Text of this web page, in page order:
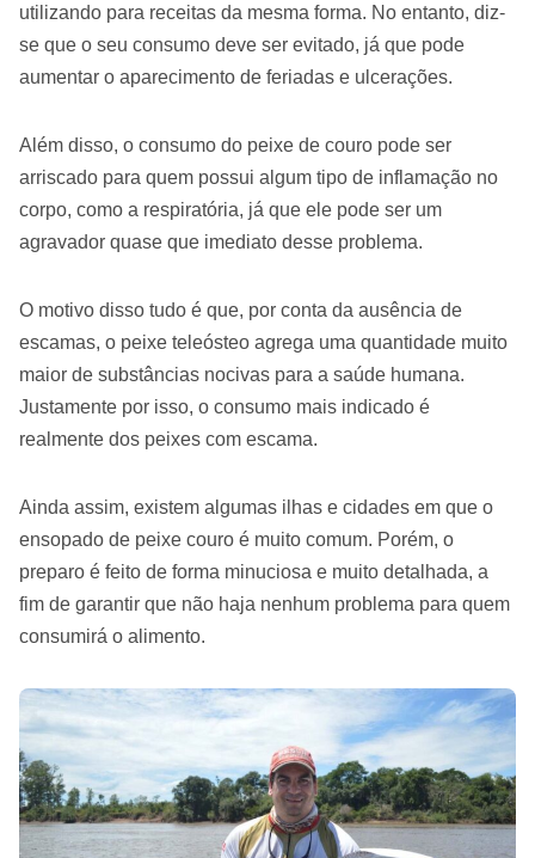
utilizando para receitas da mesma forma. No entanto, diz-
se que o seu consumo deve ser evitado, já que pode
aumentar o aparecimento de feriadas e ulcerações.
Além disso, o consumo do peixe de couro pode ser
arriscado para quem possui algum tipo de inflamação no
corpo, como a respiratória, já que ele pode ser um
agravador quase que imediato desse problema.
O motivo disso tudo é que, por conta da ausência de
escamas, o peixe teleósteo agrega uma quantidade muito
maior de substâncias nocivas para a saúde humana.
Justamente por isso, o consumo mais indicado é
realmente dos peixes com escama.
Ainda assim, existem algumas ilhas e cidades em que o
ensopado de peixe couro é muito comum. Porém, o
preparo é feito de forma minuciosa e muito detalhada, a
fim de garantir que não haja nenhum problema para quem
consumirá o alimento.